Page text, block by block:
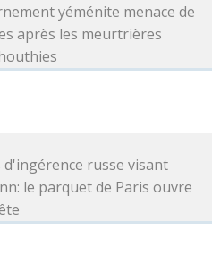
yéménite menace de
après les meurtrières
d'ingérence russe visant
le parquet de Paris ouvre